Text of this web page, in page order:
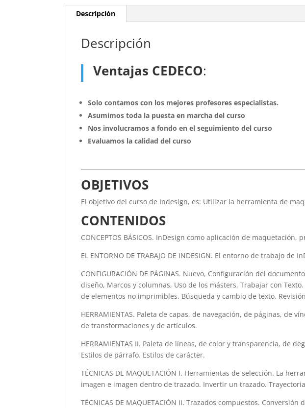
Descripción
Descripción
Ventajas CEDECO:
Solo contamos con los mejores profesores especialistas.
Asumimos toda la puesta en marcha del curso
Nos involucramos a fondo en el seguimiento del curso
Evaluamos la calidad del curso
OBJETIVOS
El objetivo del curso de Indesign, es: Utilizar la herramienta de
CONTENIDOS
CONCEPTOS BÁSICOS. InDesign como aplicación de
EL ENTORNO DE TRABAJO DE INDESIGN. El entorno de trabajo
CONFIGURACIÓN DE PÁGINAS. Nuevo, Configuración del
diseño, Marcos y columnas, Uso de los másters, Trabajar con
de elementos no imprimibles. Búsqueda y cambio de texto.
HERRAMIENTAS. Paleta de capas, de navegación, de páginas,
de transformaciones y de artículos.
HERRAMIENTAS II. Paleta de líneas, de color y transparencia, de
Estilos de párrafo. Estilos de carácter.
TÉCNICAS DE MAQUETACIÓN I. Herramientas de selección. La
imagen e imagen dentro de trazado. Invertir un trazado.
TÉCNICAS DE MAQUETACIÓN II. Trazados compuestos.